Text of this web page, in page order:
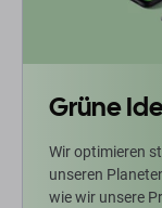
Grüne
Wir optimieren
unseren
wie wir unsere